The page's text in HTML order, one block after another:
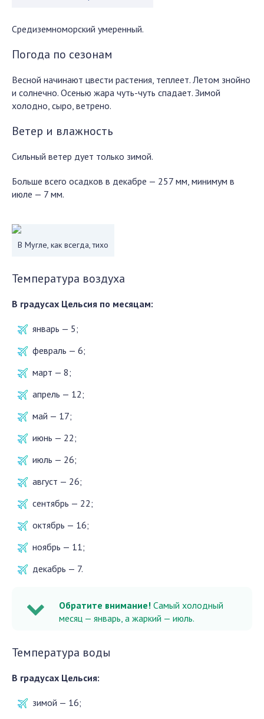
Средиземноморский умеренный.
Погода по сезонам
Весной начинают цвести растения, теплеет. Летом знойно
и солнечно. Осенью жара чуть-чуть спадает. Зимой
холодно, сыро, ветрено.
Ветер и влажность
Сильный ветер дует только зимой.
Больше всего осадков в декабре — 257 мм, минимум в
июле — 7 мм.
В Мугле, как всегда, тихо
Температура воздуха
В градусах Цельсия по месяцам:
январь — 5;
февраль — 6;
март — 8;
апрель — 12;
май — 17;
июнь — 22;
июль — 26;
август — 26;
сентябрь — 22;
октябрь — 16;
ноябрь — 11;
декабрь — 7.
Обратите внимание! Самый холодный
месяц — январь, а жаркий — июль.
Температура воды
В градусах Цельсия:
зимой — 16;